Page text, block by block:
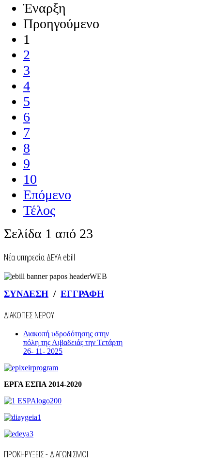
Έναρξη
Προηγούμενο
1
2
3
4
5
6
7
8
9
10
Επόμενο
Τέλος
Σελίδα 1 από 23
Nέα υπηρεσία ΔΕΥΑ ebill
ΣΥΝΔΕΣΗ / ΕΓΓΡΑΦΗ
ΔΙΑΚΟΠΕΣ ΝΕΡΟΥ
Διακοπή υδροδότησης στην
πόλη της Λιβαδειάς την Τετάρτη
26- 11- 2025
ΕΡΓΑ ΕΣΠΑ 2014-2020
ΠΡΟΚΗΡΥΞΕΙΣ - ΔΙΑΓΩΝΙΣΜΟΙ